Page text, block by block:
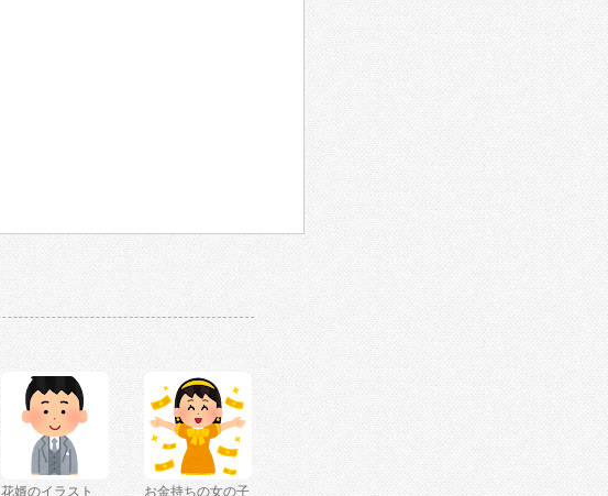
花婿のイラスト
お金持ちの女の子